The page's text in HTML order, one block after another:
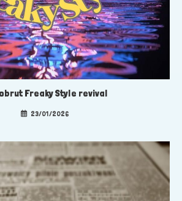
Freaky Style revival
23/01/2026